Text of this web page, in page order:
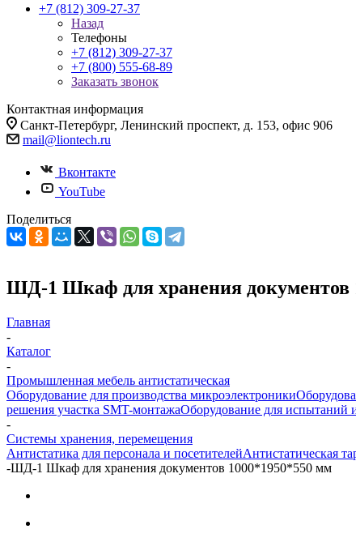
+7 (812) 309-27-37
Назад
Телефоны
+7 (812) 309-27-37
+7 (800) 555-68-89
Заказать звонок
Контактная информация
Санкт-Петербург, Ленинский проспект, д. 153, офис 906
mail@liontech.ru
Вконтакте
YouTube
Поделиться
ШД-1 Шкаф для хранения документов
Главная
-
Каталог
-
Промышленная мебель антистатическая
Оборудование для производства микроэлектроники
решения участка SMT-монтажаОборудование для испытаний
-
Системы хранения, перемещения
Антистатика для персонала и посетителейАнтистатическая
-ШД-1 Шкаф для хранения документов 1000*1950*550 мм